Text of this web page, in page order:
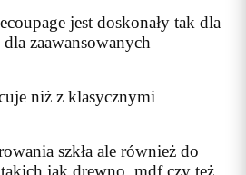
jest doskonały tak dla
zaawansowanych
niż z klasycznymi
szkła ale również do
jak drewno, mdf czy też